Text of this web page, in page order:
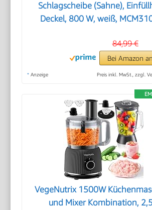
Schlagscheibe (Sahne),
Deckel, 800 W, weiß,
84,99 €
Bei Amazon
* Anzeige Preis inkl. MwSt., zzgl.
VegeNutrix 1500W
und Mixer Kombination,